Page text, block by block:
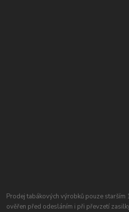
Prodej tabákových výrobků pouze starším
ověřen před odesláním i při převzetí